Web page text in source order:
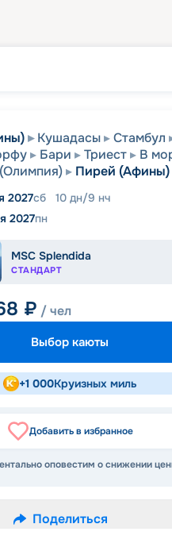
Кушадасы
Стамбул
Бари Триест
В
Пирей (Афины)
2027сб 10 дн/9 нч
2027пн
MSC Splendida
СТАНДАРТ
₽ / чел
Выбор каюты
+1 000Круизных миль
Добавить в избранное
оповестим о снижении
Поделиться